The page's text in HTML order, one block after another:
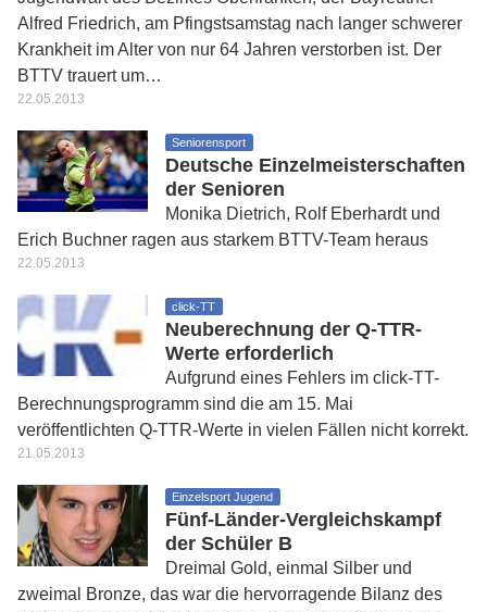
Alfred Friedrich, am Pfingstsamstag nach langer schwerer
Krankheit im Alter von nur 64 Jahren verstorben ist. Der
BTTV trauert um…
22.05.2013
Seniorensport
Deutsche Einzelmeisterschaften
der Senioren
Monika Dietrich, Rolf Eberhardt und
Erich Buchner ragen aus starkem BTTV-Team heraus
22.05.2013
click-TT
Neuberechnung der Q-TTR-
Werte erforderlich
Aufgrund eines Fehlers im click-TT-
Berechnungsprogramm sind die am 15. Mai
veröffentlichten Q-TTR-Werte in vielen Fällen nicht korrekt.
21.05.2013
Einzelsport Jugend
Fünf-Länder-Vergleichskampf
der Schüler B
Dreimal Gold, einmal Silber und
zweimal Bronze, das war die hervorragende Bilanz des